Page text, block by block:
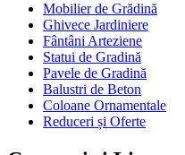
Mobilier de Grădină
Ghivece Jardiniere
Fântâni Arteziene
Statui de Gradină
Pavele de Gradină
Balustri de Beton
Coloane Ornamentale
Reduceri și Oferte